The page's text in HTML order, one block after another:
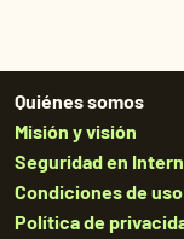
Quiénes somos
Misión y visión
Seguridad en
Condiciones de uso
Política de